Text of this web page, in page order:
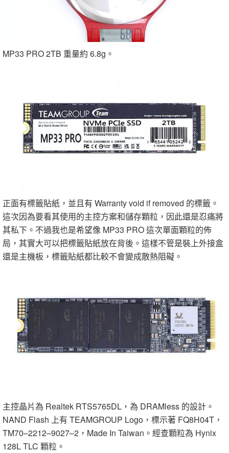
MP33 PRO 2TB 重量約 6.8g。
正面有標籤貼紙，並且有 Warranty void if removed 的標籤。
這次因為要看其使用的主控方案和儲存顆粒，因此還是忍痛將
其私下。不過我也是希望像 MP33 PRO 這次單面顆粒的佈
局，其實大可以把標籤貼紙放在背後。這樣不管是裝上外接盒
還是主機板，標籤貼紙都比較不會變成散熱阻礙。
主控晶片為 Realtek RTS5765DL，為 DRAMless 的設計。
NAND Flash 上有 TEAMGROUP Logo，標示著 FQ8H04T，
TM70–2212–9027–2，Made In Taiwan。經查顆粒為 Hynix
128L TLC 顆粒。